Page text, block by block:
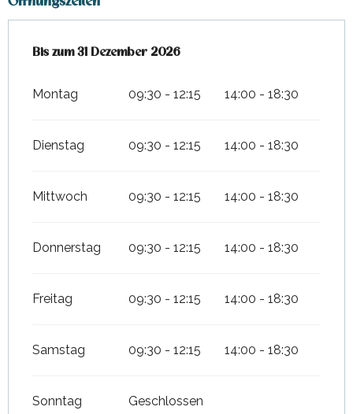
vom2 Januar 2026bis zum
Bis zum31 Dezember 2026
Montag 09:30 - 12:15 14:00 - 18:30
Dienstag 09:30 - 12:15 14:00 - 18:30
Mittwoch 09:30 - 12:15 14:00 - 18:30
Donnerstag 09:30 - 12:15 14:00 - 18:30
Freitag 09:30 - 12:15 14:00 - 18:30
Samstag 09:30 - 12:15 14:00 - 18:30
Sonntag Geschlossen